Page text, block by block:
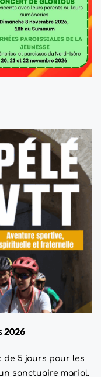
2026
de 5 jours pour les
sanctuaire marial.